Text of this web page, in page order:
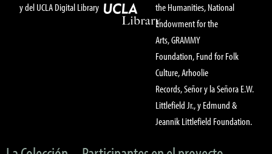
y del UCLA Digital Library
the Humanities, National
Endowment for the
Arts, GRAMMY
Foundation, Fund for Folk
Culture, Arhoolie
Records, Señor y la Señora E.W.
Littlefield Jr., y Edmund &
Jeannik Littlefield Foundation.